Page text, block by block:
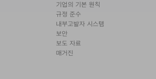
기업의 기본 원칙
규정 준수
내부고발자 시스템
보안
보도 자료
매거진